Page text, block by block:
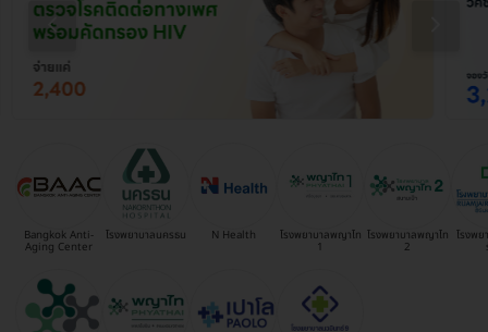
Bangkok Anti-
Aging Center
โรงพยาบาลนครธน N Health โรงพยาบาลพญาไท
1
โรงพยาบาลพญาไท
2
โรงพย